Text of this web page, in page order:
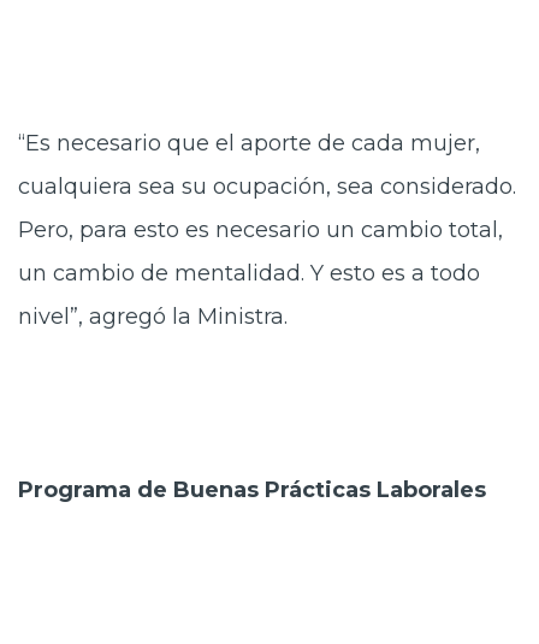
“Es necesario que el aporte de cada mujer,
cualquiera sea su ocupación, sea considerado.
Pero, para esto es necesario un cambio total,
un cambio de mentalidad. Y esto es a todo
nivel”, agregó la Ministra.
Programa de Buenas Prácticas Laborales